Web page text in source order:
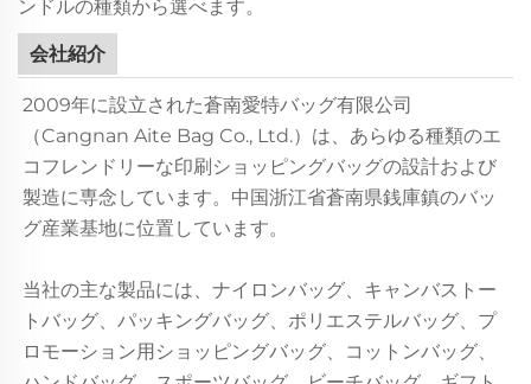
ンドルの種類から選べます。
会社紹介
2009年に設立された蒼南愛特バッグ有限公司
（Cangnan Aite Bag Co., Ltd.）は、あらゆる種類のエ
コフレンドリーな印刷ショッピングバッグの設計および
製造に専念しています。中国浙江省蒼南県銭庫鎮のバッ
グ産業基地に位置しています。
当社の主な製品には、ナイロンバッグ、キャンバストー
トバッグ、パッキングバッグ、ポリエステルバッグ、プ
ロモーション用ショッピングバッグ、コットンバッグ、